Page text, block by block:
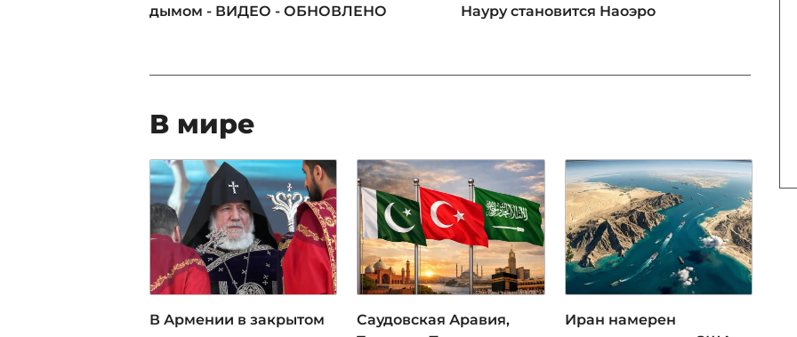
дымом - ВИДЕО - ОБНОВЛЕНО
Науру становится Наоэро
В мире
В Армении в закрытом
Саудовская Аравия,
Иран намерен